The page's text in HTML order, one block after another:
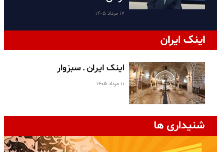
۱۷ مرداد ۱۴۰۵
اینک ایران
اینک ایران ـ سبزوار
۱۱ مرداد ۱۴۰۵
شنیداری ها